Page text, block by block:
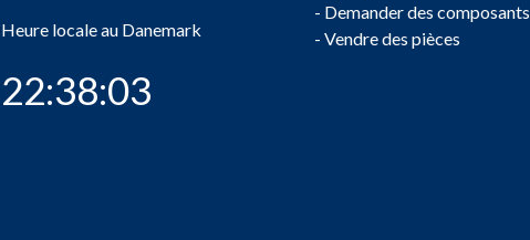
Heure locale au Danemark
22:38:03
- Demander des composants
- Vendre des pièces